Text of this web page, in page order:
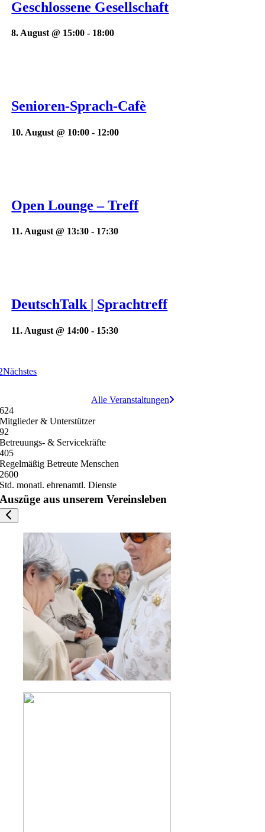
Geschlossene Gesellschaft
8. August @ 15:00 - 18:00
Senioren-Sprach-Cafè
10. August @ 10:00 - 12:00
Open Lounge – Treff
11. August @ 13:30 - 17:30
DeutschTalk | Sprachtreff
11. August @ 14:00 - 15:30
Nächstes
Alle Veranstaltungen
624
Mitglieder & Unterstützer
92
Betreuungs- & Servicekräfte
405
Regelmäßig Betreute Menschen
2600
Std. monatl. ehrenamtl. Dienste
Auszüge aus unserem Vereinsleben